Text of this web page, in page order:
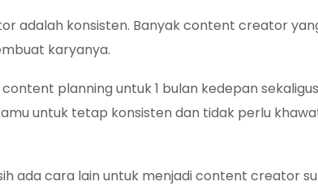
adalah konsisten. Banyak content creator
karyanya.
planning untuk 1 bulan kedepan
untuk tetap konsisten dan tidak perlu
ada cara lain untuk menjadi content creator